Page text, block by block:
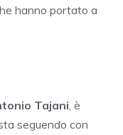
hanno portato a
Tajani , è
seguendo con